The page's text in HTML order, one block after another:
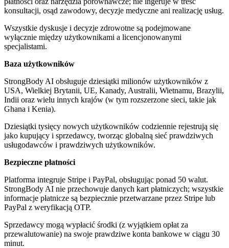
konsultacji, osąd zawodowy, decyzje medyczne ani realizację usług.
Wszystkie dyskusje i decyzje zdrowotne są podejmowane
wyłącznie między użytkownikami a licencjonowanymi
specjalistami.
Baza użytkowników
StrongBody AI obsługuje dziesiątki milionów użytkowników z
USA, Wielkiej Brytanii, UE, Kanady, Australii, Wietnamu, Brazylii,
Indii oraz wielu innych krajów (w tym rozszerzone sieci, takie jak
Ghana i Kenia).
Dziesiątki tysięcy nowych użytkowników codziennie rejestrują się
jako kupujący i sprzedawcy, tworząc globalną sieć prawdziwych
usługodawców i prawdziwych użytkowników.
Bezpieczne płatności
Platforma integruje Stripe i PayPal, obsługując ponad 50 walut.
StrongBody AI nie przechowuje danych kart płatniczych; wszystkie
informacje płatnicze są bezpiecznie przetwarzane przez Stripe lub
PayPal z weryfikacją OTP.
Sprzedawcy mogą wypłacić środki (z wyjątkiem opłat za
przewalutowanie) na swoje prawdziwe konta bankowe w ciągu 30
minut.